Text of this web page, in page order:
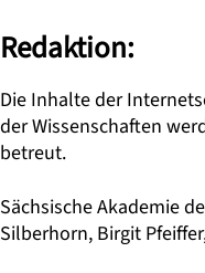
Redaktion:
Die Inhalte der
der Wissenschaften
betreut.
Sächsische Akademie
Silberhorn, Birgit